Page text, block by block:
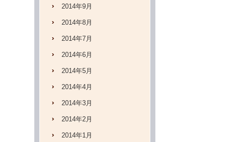
2014年9月
2014年8月
2014年7月
2014年6月
2014年5月
2014年4月
2014年3月
2014年2月
2014年1月